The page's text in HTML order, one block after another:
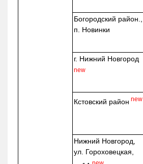
Богородский район.,
п. Новинки
г. Нижний Новгород
new
Кстовский район new
Нижний Новгород,
ул. Гороховецкая,